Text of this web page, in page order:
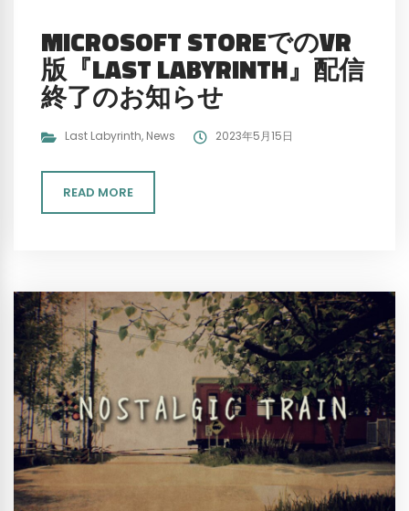
MICROSOFT STOREでのVR
版『LAST LABYRINTH』配信
終了のお知らせ
Last Labyrinth, News 2023年5月15日
READ MORE